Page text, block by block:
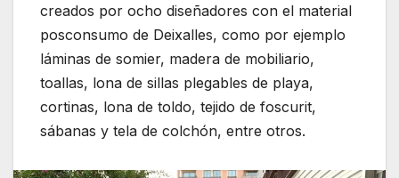
creados por ocho diseñadores con el material
posconsumo de Deixalles, como por ejemplo
láminas de somier, madera de mobiliario,
toallas, lona de sillas plegables de playa,
cortinas, lona de toldo, tejido de foscurit,
sábanas y tela de colchón, entre otros.